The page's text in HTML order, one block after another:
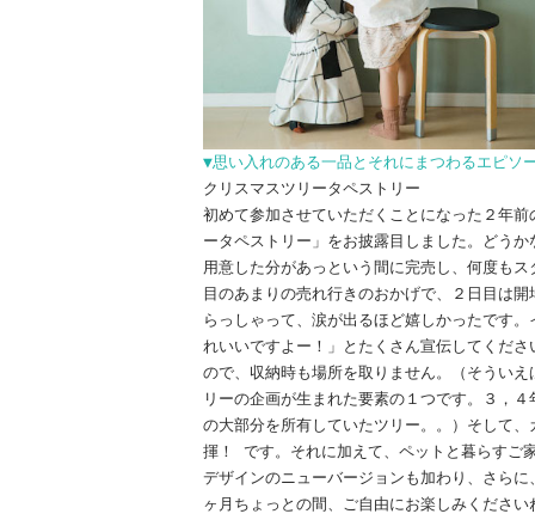
▼思い入れのある一品とそれにまつわるエピソ
クリスマスツリータペストリー
初めて参加させていただくことになった２年
ータペストリー」をお披露目しました。どう
用意した分があっという間に完売し、何度も
目のあまりの売れ行きのおかげで、２日目は
らっしゃって、涙が出るほど嬉しかったです
れいいですよー！」とたくさん宣伝してくだ
ので、収納時も場所を取りません。（そうい
リーの企画が生まれた要素の１つです。３，
の大部分を所有していたツリー。。）そして
揮！ です。それに加えて、ペットと暮らすご
デザインのニューバージョンも加わり、さら
ヶ月ちょっとの間、ご自由にお楽しみください